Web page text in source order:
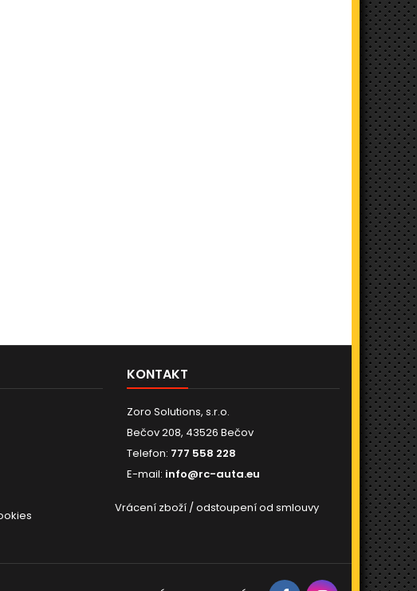
KONTAKT
Zoro Solutions, s.r.o.
Bečov 208, 43526 Bečov
Telefon: 777 558 228
E-mail: info@rc-auta.eu
Vrácení zboží / odstoupení od smlouvy